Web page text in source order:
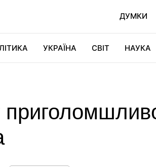
ДУМКИ
УКРАЇНА СВІТ НАУКА